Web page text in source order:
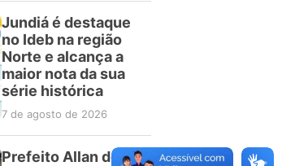
Jundiá é destaque
no Ideb na região
Norte e alcança a
maior nota da sua
série histórica
7 de agosto de 2026
Prefeito Allan de